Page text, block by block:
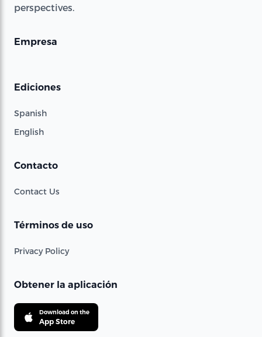
perspectives.
Empresa
Ediciones
Spanish
English
Contacto
Contact Us
Términos de uso
Privacy Policy
Obtener la aplicación
Download on the
App Store